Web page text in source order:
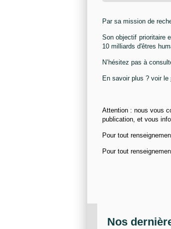
Par sa mission de
Son objectif prioritaire
10 milliards d'êtres
N’hésitez pas à
En savoir plus ? voir le
Attention : nous vous
publication, et vous
Pour tout
Pour tout
Nos